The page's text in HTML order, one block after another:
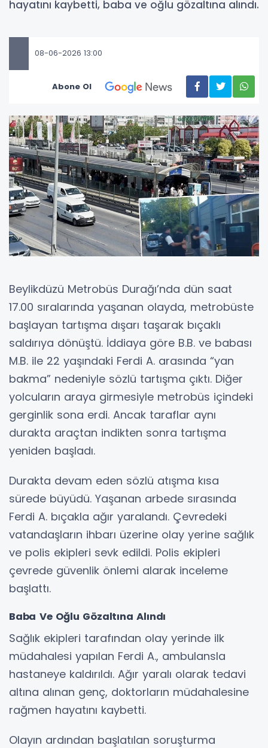
hayatını kaybetti, baba ve oğlu gözaltına alındı.
08-06-2026 13:00
Abone Ol
Beylikdüzü Metrobüs Durağı’nda dün saat
17.00 sıralarında yaşanan olayda, metrobüste
başlayan tartışma dışarı taşarak bıçaklı
saldırıya dönüştü. İddiaya göre B.B. ve babası
M.B. ile 22 yaşındaki Ferdi A. arasında “yan
bakma” nedeniyle sözlü tartışma çıktı. Diğer
yolcuların araya girmesiyle metrobüs içindeki
gerginlik sona erdi. Ancak taraflar aynı
durakta araçtan indikten sonra tartışma
yeniden başladı.
Durakta devam eden sözlü atışma kısa
sürede büyüdü. Yaşanan arbede sırasında
Ferdi A. bıçakla ağır yaralandı. Çevredeki
vatandaşların ihbarı üzerine olay yerine sağlık
ve polis ekipleri sevk edildi. Polis ekipleri
çevrede güvenlik önlemi alarak inceleme
başlattı.
Baba Ve Oğlu Gözaltına Alındı
Sağlık ekipleri tarafından olay yerinde ilk
müdahalesi yapılan Ferdi A., ambulansla
hastaneye kaldırıldı. Ağır yaralı olarak tedavi
altına alınan genç, doktorların müdahalesine
rağmen hayatını kaybetti.
Olayın ardından başlatılan soruşturma